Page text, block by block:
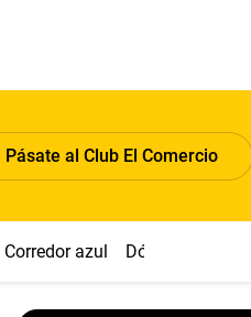
Pásate al Club El Comercio
Corredor azul Dólar